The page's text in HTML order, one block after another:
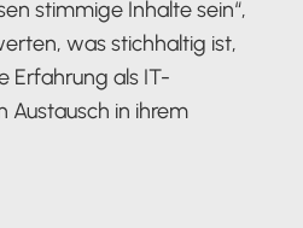
stimmige Inhalte sein“,
was stichhaltig ist,
Erfahrung als IT-
Austausch in ihrem